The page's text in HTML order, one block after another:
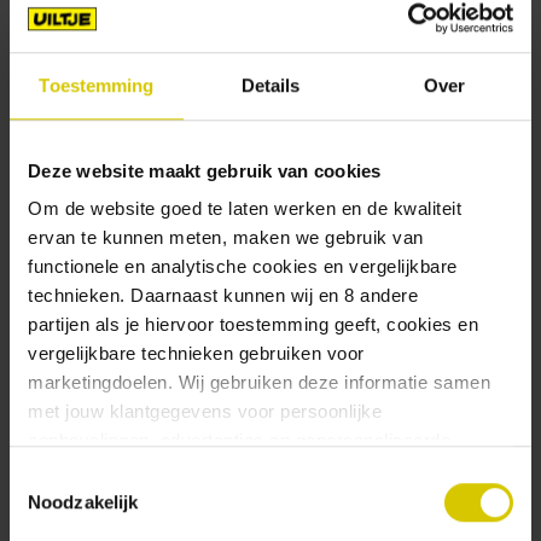
Toestemming Details Over
Deze website maakt gebruik van cookies
Om de website goed te laten werken en de kwaliteit
ervan te kunnen meten, maken we gebruik van
functionele en analytische cookies en vergelijkbare
technieken. Daarnaast kunnen wij en 8 andere
partijen als je hiervoor toestemming geeft, cookies en
vergelijkbare technieken gebruiken voor
marketingdoelen. Wij gebruiken deze informatie samen
met jouw klantgegevens voor persoonlijke
ervaringen: je eigen Uiltje (gepersonaliseerde
aanbevelingen, functionaliteiten en communicatie binnen
Noodzakelijk
met uber-aromatische Cascade hop geplukt
uit de donkere vochtige bossen van de Pacific
naar al je doorboorbare zachte plekjes in je
gebit. Oh jee! Drink voorzichtig, hoor je?
*Best buiten gedronken. In de regen. Met je
favoriete groene grunge sweater aan. Met de
tandenfee.
Onderscheidingen